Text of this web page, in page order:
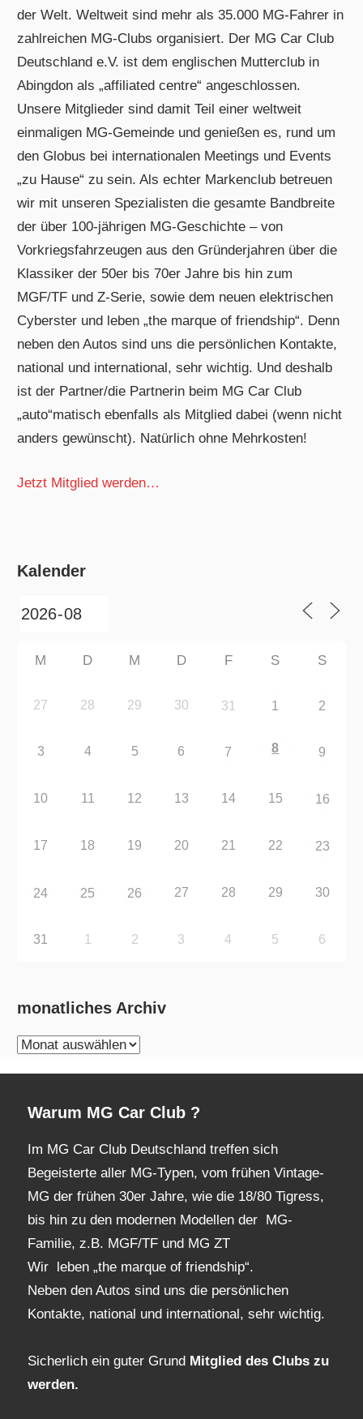
der Welt. Weltweit sind mehr als 35.000 MG-Fahrer in
zahlreichen MG-Clubs organisiert. Der MG Car Club
Deutschland e.V. ist dem englischen Mutterclub in
Abingdon als „affiliated centre“ angeschlossen.
Unsere Mitglieder sind damit Teil einer weltweit
einmaligen MG-Gemeinde und genießen es, rund um
den Globus bei internationalen Meetings und Events
„zu Hause“ zu sein. Als echter Markenclub betreuen
wir mit unseren Spezialisten die gesamte Bandbreite
der über 100-jährigen MG-Geschichte – von
Vorkriegsfahrzeugen aus den Gründerjahren über die
Klassiker der 50er bis 70er Jahre bis hin zum
MGF/TF und Z-Serie, sowie dem neuen elektrischen
Cyberster und leben „the marque of friendship“. Denn
neben den Autos sind uns die persönlichen Kontakte,
national und international, sehr wichtig. Und deshalb
ist der Partner/die Partnerin beim MG Car Club
„auto“matisch ebenfalls als Mitglied dabei (wenn nicht
anders gewünscht). Natürlich ohne Mehrkosten!
Jetzt Mitglied werden…
Kalender
M D M D F S S
27 28 29 30 31 1 2
3 4 5 6 7 8 9
10 11 12 13 14 15 16
17 18 19 20 21 22 23
24 25 26 27 28 29 30
31 1 2 3 4 5 6
monatliches Archiv
monatliches
Warum MG Car Club ?
Im MG Car Club Deutschland treffen sich
Begeisterte aller MG-Typen, vom frühen Vintage-
MG der frühen 30er Jahre, wie die 18/80 Tigress,
bis hin zu den modernen Modellen der MG-
Familie, z.B. MGF/TF und MG ZT
Wir leben „the marque of friendship“.
Neben den Autos sind uns die persönlichen
Kontakte, national und international, sehr wichtig.
Sicherlich ein guter Grund Mitglied des Clubs zu
werden.